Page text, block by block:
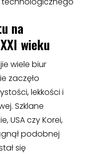
na
wieku
wiele biur
zaczęło
lekkości i
Szklane
USA czy Korei,
podobnej
się